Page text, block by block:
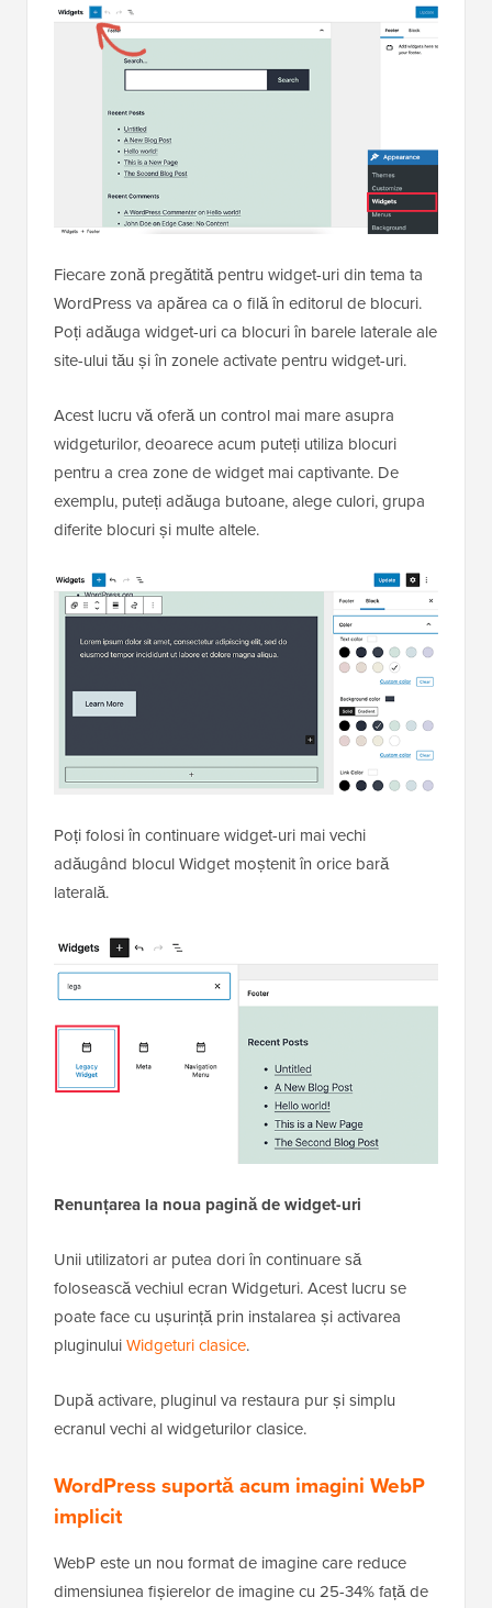
Fiecare zonă pregătită pentru widget-uri din tema ta
WordPress va apărea ca o filă în editorul de blocuri.
Poți adăuga widget-uri ca blocuri în barele laterale ale
site-ului tău și în zonele activate pentru widget-uri.
Acest lucru vă oferă un control mai mare asupra
widgeturilor, deoarece acum puteți utiliza blocuri
pentru a crea zone de widget mai captivante. De
exemplu, puteți adăuga butoane, alege culori, grupa
diferite blocuri și multe altele.
Poți folosi în continuare widget-uri mai vechi
adăugând blocul Widget moștenit în orice bară
laterală.
Renunțarea la noua pagină de widget-uri
Unii utilizatori ar putea dori în continuare să
folosească vechiul ecran Widgeturi. Acest lucru se
poate face cu ușurință prin instalarea și activarea
pluginuluiWidgeturi clasice.
După activare, pluginul va restaura pur și simplu
ecranul vechi al widgeturilor clasice.
WordPress suportă acum imagini WebP
implicit
WebP este un nou format de imagine care reduce
dimensiunea fișierelor de imagine cu 25-34% față de